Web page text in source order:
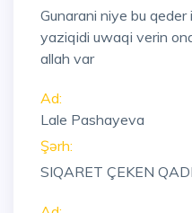
Gunarani niye bu
yaziqidi uwaqi verin
allah var
Ad:
Lale Pashayeva
Şərh:
SIQARET ÇEKEN